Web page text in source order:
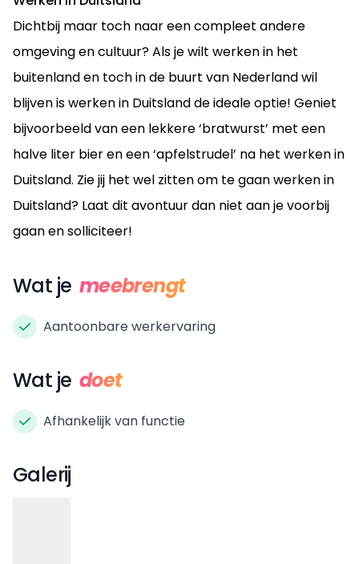
Dichtbij maar toch naar een compleet andere
omgeving en cultuur? Als je wilt werken in het
buitenland en toch in de buurt van Nederland wil
blijven is werken in Duitsland de ideale optie! Geniet
bijvoorbeeld van een lekkere ‘bratwurst’ met een
halve liter bier en een ‘apfelstrudel’ na het werken in
Duitsland. Zie jij het wel zitten om te gaan werken in
Duitsland? Laat dit avontuur dan niet aan je voorbij
gaan en solliciteer!
Wat je meebrengt
Aantoonbare werkervaring
Wat je doet
Afhankelijk van functie
Galerij